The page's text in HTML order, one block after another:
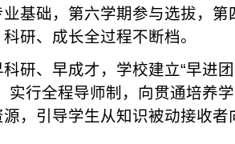
基础，第六学期参与选拔，
研、成长全过程不断档。
研、早成才，学校建立“早进
实行全程导师制，向贯通培养
，引导学生从知识被动接收者